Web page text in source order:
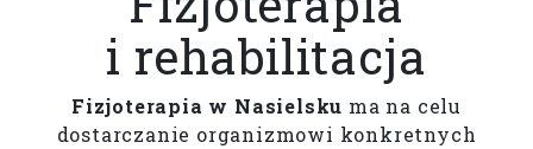
i rehabilitacja
Fizjoterapia w Nasielsku ma na celu
dostarczanie organizmowi konkretnych